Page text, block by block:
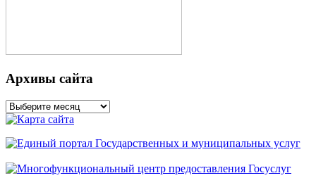
Архивы сайта
Архивы
сайта